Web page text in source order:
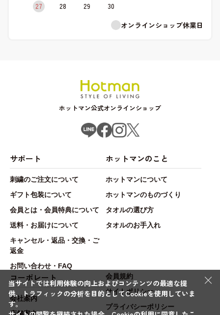
27
28 29
30
オンラインショップ休業日
ホットマン公式オンラインショップ
サポート
刺繍のご注文について
ギフト包装について
会員とは・会員特典について
送料・お届けについて
キャンセル・返品・交換・ご
返金
お問い合わせ・FAQ
ホットマンのこと
ホットマンについて
ホットマンのものづくり
タオルの選び方
タオルのお手入れ
コーポレート
会社案内
会員規約
サイトポリシー
プライバシーポリシー
×
当サイトでは利用体験の向上およびコンテンツの最適な提
供、トラフィックの分析を目的としてCookieを使用していま
す。